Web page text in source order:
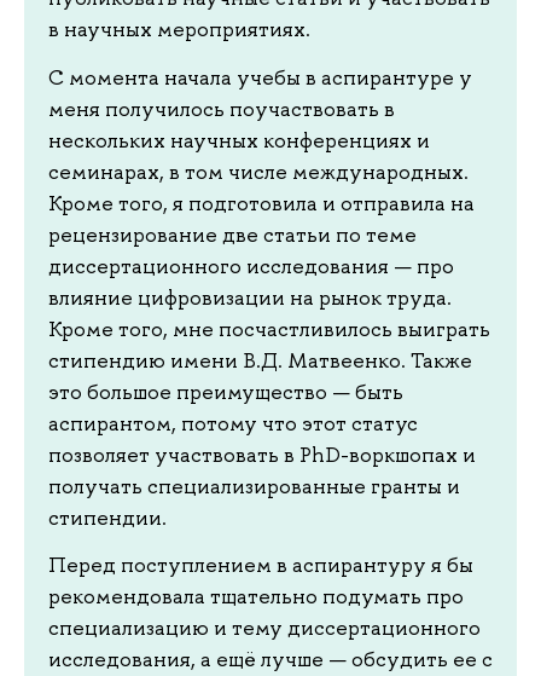
в научных мероприятиях.
С момента начала учебы в аспирантуре у
меня получилось поучаствовать в
нескольких научных конференциях и
семинарах, в том числе международных.
Кроме того, я подготовила и отправила на
рецензирование две статьи по теме
диссертационного исследования — про
влияние цифровизации на рынок труда.
Кроме того, мне посчастливилось выиграть
стипендию имени В.Д. Матвеенко. Также
это большое преимущество — быть
аспирантом, потому что этот статус
позволяет участвовать в PhD-воркшопах и
получать специализированные гранты и
стипендии.
Перед поступлением в аспирантуру я бы
рекомендовала тщательно подумать про
специализацию и тему диссертационного
исследования, а ещё лучше — обсудить ее с